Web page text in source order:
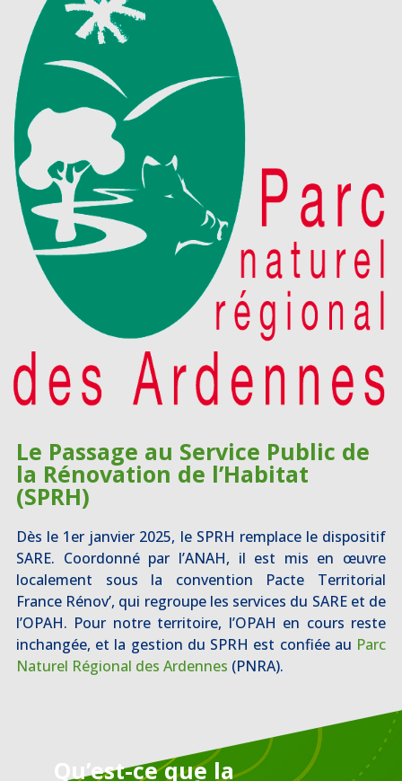
Le Passage au Service Public de
la Rénovation de l’Habitat
(SPRH)
Dès le 1er janvier 2025, le SPRH remplace le dispositif
SARE. Coordonné par l’ANAH, il est mis en œuvre
localement sous la convention Pacte Territorial
France Rénov’, qui regroupe les services du SARE et de
l’OPAH. Pour notre territoire, l’OPAH en cours reste
inchangée, et la gestion du SPRH est confiée au Parc
Naturel Régional des Ardennes (PNRA).
Qu’est-ce que la